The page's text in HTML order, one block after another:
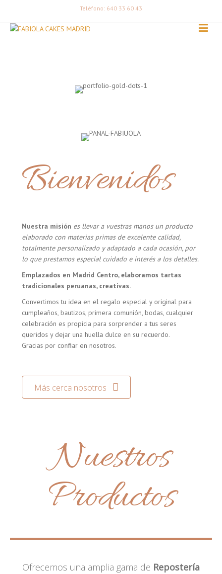
Teléfono: 640 33 60 43
Bienvenidos
Nuestra misión es llevar a vuestras manos un producto
elaborado con materias primas de excelente calidad,
totalmente personalizado y adaptado a cada ocasión, por
lo que prestamos especial cuidado e interés a los detalles.
Emplazados en Madrid Centro, elaboramos tartas
tradicionales peruanas, creativas.
Convertimos tu idea en el regalo especial y original para
cumpleaños, bautizos, primera comunión, bodas, cualquier
celebración es propicia para sorprender a tus seres
queridos y dejar una huella dulce en su recuerdo.
Gracias por confiar en nosotros.
Más cerca nosotros
Nuestros
Productos
Ofrecemos una amplia gama de Repostería